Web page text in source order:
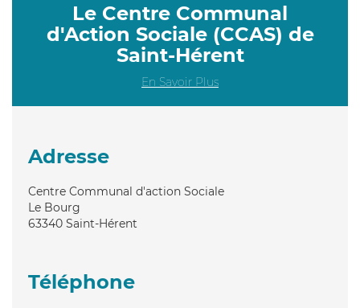
Le Centre Communal
d'Action Sociale (CCAS) de
Saint-Hérent
En Savoir Plus
Adresse
Centre Communal d'action Sociale
Le Bourg
63340 Saint-Hérent
Téléphone